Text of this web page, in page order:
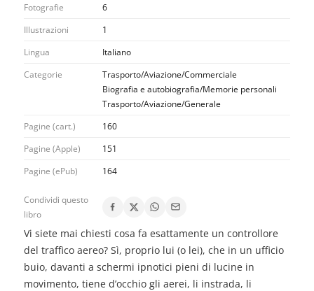
Fotografie
6
Illustrazioni
1
Lingua
Italiano
Categorie
Trasporto/Aviazione/Commerciale
Biografia e autobiografia/Memorie personali
Trasporto/Aviazione/Generale
Pagine (cart.)
160
Pagine (Apple)
151
Pagine (ePub)
164
Condividi questo
libro
Vi siete mai chiesti cosa fa esattamente un controllore
del traffico aereo? Sì, proprio lui (o lei), che in un ufficio
buio, davanti a schermi ipnotici pieni di lucine in
movimento, tiene d’occhio gli aerei, li instrada, li